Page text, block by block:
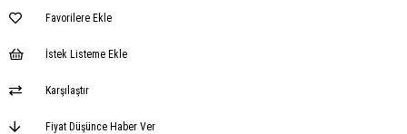
Favorilere Ekle
İstek Listeme Ekle
Karşılaştır
Fiyat Düşünce Haber Ver